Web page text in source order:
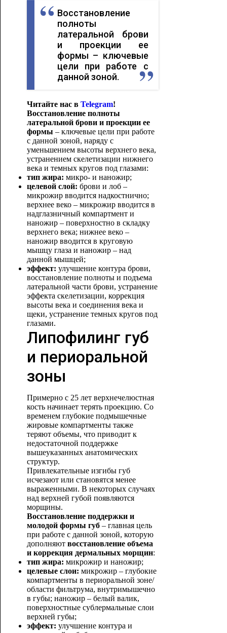
Восстановление
полноты
латеральной брови
и проекции ее
формы – ключевые
цели при работе с
данной зоной.
Читайте нас в Telegram!
Восстановление полноты
латеральной брови и проекции ее
формы – ключевые цели при работе
с данной зоной, наряду с
уменьшением высоты верхнего века,
устранением скелетизации нижнего
века и темных кругов под глазами:
тип жира: микро- и наножир;
целевой слой: брови и лоб –
микрожир вводится надкостнично;
верхнее веко – микрожир вводится в
надглазничный компартмент и
наножир – поверхностно в складку
верхнего века; нижнее веко –
наножир вводится в круговую
мышцу глаза и наножир – над
данной мышцей;
эффект: улучшение контура брови,
восстановление полноты и подъема
латеральной части брови, устранение
эффекта скелетизации, коррекция
высоты века и соединения века и
щеки, устранение темных кругов под
глазами.
Липофилинг губ
и периоральной
зоны
Примерно с 25 лет верхнечелюстная
кость начинает терять проекцию. Со
временем глубокие подмышечные
жировые компартменты также
теряют объемы, что приводит к
недостаточной поддержке
вышеуказанных анатомических
структур.
Привлекательные изгибы губ
исчезают или становятся менее
выраженными. В некоторых случаях
над верхней губой появляются
морщины.
Восстановление поддержки и
молодой формы губ– главная цель
при работе с данной зоной, которую
дополняют восстановление объема
и коррекция дермальных морщин:
тип жира: микрожир и наножир;
целевые слои: микрожир – глубокие
компартменты в периоральной зоне/
области фильтрума, внутримышечно
в губы; наножир – белый валик,
поверхностные сублермальные слои
верхней губы;
эффект: улучшение контура и